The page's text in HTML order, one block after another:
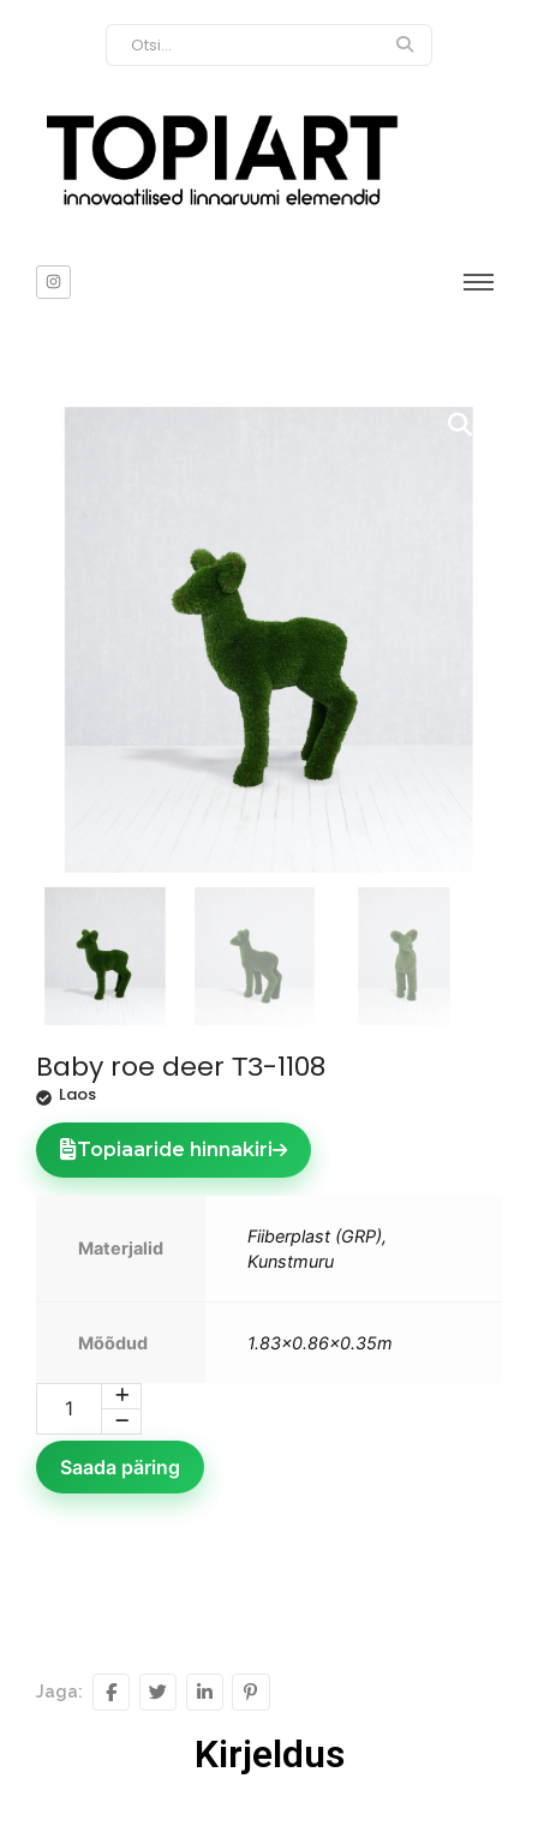
Baby roe deer ТЗ-1108
Laos
Topiaaride hinnakiri
Materjalid
Fiiberplast (GRP),
Kunstmuru
Mõõdud 1.83×0.86×0.35m
Saada päring
Jaga:
Kirjeldus